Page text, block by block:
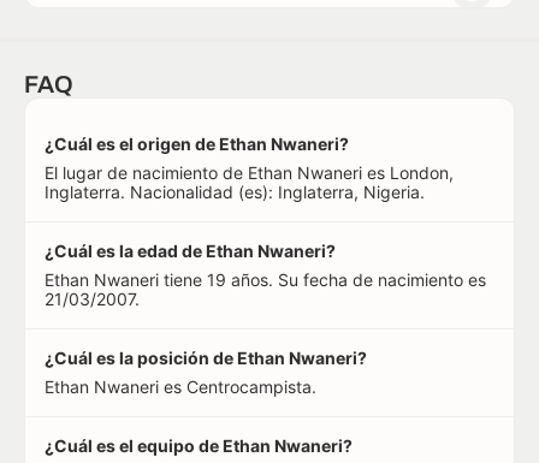
FAQ
¿Cuál es el origen de Ethan Nwaneri?
El lugar de nacimiento de Ethan Nwaneri es London,
Inglaterra. Nacionalidad (es): Inglaterra, Nigeria.
¿Cuál es la edad de Ethan Nwaneri?
Ethan Nwaneri tiene 19 años. Su fecha de nacimiento es
21/03/2007.
¿Cuál es la posición de Ethan Nwaneri?
Ethan Nwaneri es Centrocampista.
¿Cuál es el equipo de Ethan Nwaneri?